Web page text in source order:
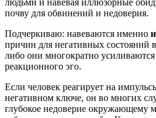
почву для обвинений и недоверия.
Подчеркиваю: навеваются именно
причин для негативных состояний
либо они многократно усиливаются
реакционного эго.
Если человек реагирует на
негативном ключе, он во многих
глубокое недоверие окружающему